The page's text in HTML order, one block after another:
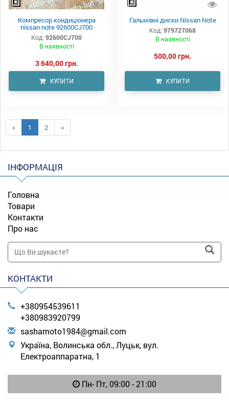
Компресор кондиціонера
nissan note 92600CJ700
Код: 92600CJ700
В наявності
3 640,00 грн.
КУПИТИ
Гальмівні диски Nissan Note
Код: 979727068
В наявності
500,00 грн.
КУПИТИ
« 1 2 »
ІНФОРМАЦІЯ
Головна
Товари
Контакти
Про нас
КОНТАКТИ
+380954539611
+380983920799
sashamoto1984@gmail.com
Україна, Волинська обл., Луцьк, вул.
Електроаппаратна, 1
Пн- Пт, 09:00 - 21:00